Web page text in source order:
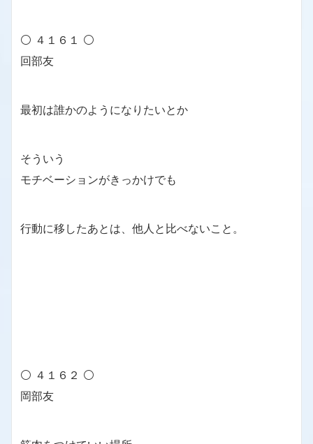
⚪ ４１６１ ⚪
回部友
最初は誰かのようになりたいとか
そういう
モチベーションがきっかけでも
行動に移したあとは、他人と比べないこと。
⚪ ４１６２ ⚪
岡部友